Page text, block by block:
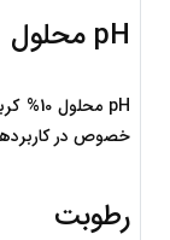
pH محلول
خصوص در
رطوبت